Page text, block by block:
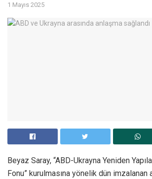
1 Mayıs 2025
Beyaz Saray, “ABD-Ukrayna Yeniden
Fonu” kurulmasına yönelik dün imzalanan